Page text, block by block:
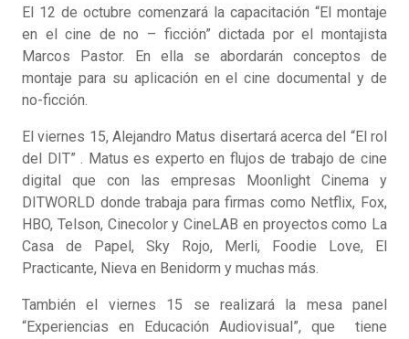
El 12 de octubre comenzará la capacitación “El montaje
en el cine de no – ficción” dictada por el montajista
Marcos Pastor. En ella se abordarán conceptos de
montaje para su aplicación en el cine documental y de
no-ficción.
El viernes 15, Alejandro Matus disertará acerca del “El rol
del DIT” . Matus es experto en flujos de trabajo de cine
digital que con las empresas Moonlight Cinema y
DITWORLD donde trabaja para firmas como Netflix, Fox,
HBO, Telson, Cinecolor y CineLAB en proyectos como La
Casa de Papel, Sky Rojo, Merli, Foodie Love, El
Practicante, Nieva en Benidorm y muchas más.
También el viernes 15 se realizará la mesa panel
“Experiencias en Educación Audiovisual”, que tiene